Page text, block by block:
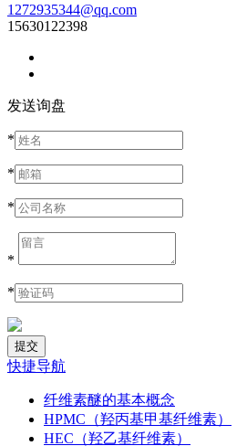
1272935344@qq.com
15630122398
发送询盘
*
*
*
*
*
快捷导航
纤维素醚的基本概念
HPMC（羟丙基甲基纤维素）
HEC（羟乙基纤维素）